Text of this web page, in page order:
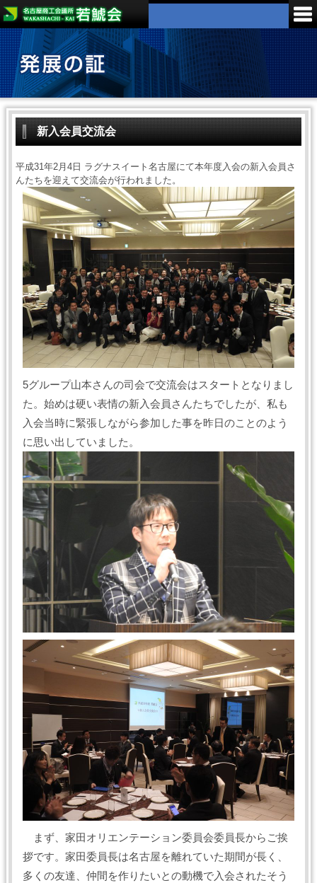
新入会員交流会
平成31年2月4日 ラグナスイート名古屋にて本年度入会の新入会員さ
んたちを迎えて交流会が行われました。
5グループ山本さんの司会で交流会はスタートとなりまし
た。始めは硬い表情の新入会員さんたちでしたが、私も
入会当時に緊張しながら参加した事を昨日のことのよう
に思い出していました。
まず、家田オリエンテーション委員会委員長からご挨
拶です。家田委員長は名古屋を離れていた期間が長く、
多くの友達、仲間を作りたいとの動機で入会されたそう